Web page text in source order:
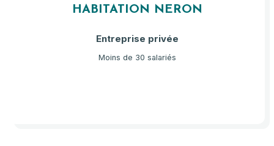
HABITATION NERON
Entreprise privée
Moins de 30 salariés